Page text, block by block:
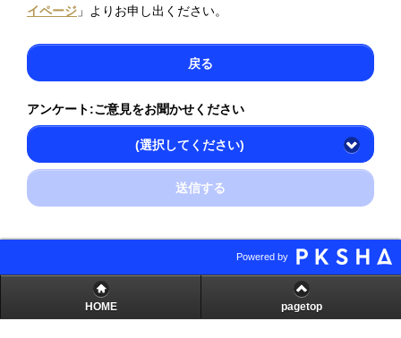
イページ 」よりお申し出ください。
戻る
アンケート:ご意見をお聞かせください
(選択してください)
送信する
Powered by
HOME pagetop